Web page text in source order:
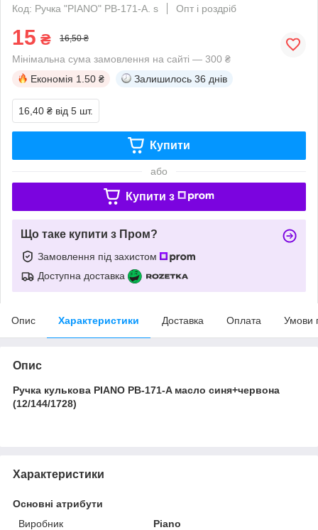
Код: Ручка "PIANO" РВ-171-А. s
Опт і роздріб
15 ₴ 16,50 ₴
Мінімальна сума замовлення на сайті — 300 ₴
Економія 1.50 ₴ Залишилось 36 днів
16,40 ₴ від 5 шт.
Купити
або
Купити з
Що таке купити з Пром?
Замовлення під захистом
Доступна доставка
Опис Характеристики Доставка Оплата Умови
Опис
Ручка кулькова PIANO PB-171-A масло синя+червона
(12/144/1728)
Характеристики
Основні атрибути
Виробник
Piano